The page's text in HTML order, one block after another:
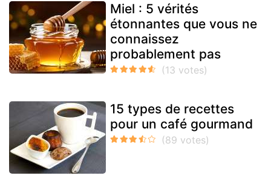
Miel : 5 vérités
étonnantes que vous ne
connaissez
probablement pas
15 types de recettes
pour un café gourmand